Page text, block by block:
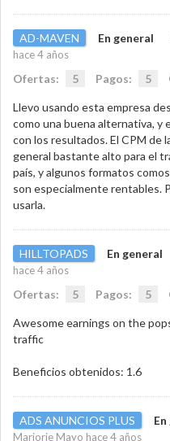
AD-MAVEN En general
hace 4 años
Ofertas: 5 Pagos: 5
Llevo usando esta empresa
como una buena alternativa,
con los resultados. El CPM de
general bastante alto para el
país, y algunos formatos
son especialmente rentables.
usarla.
HILLTOPADS En general
hace 4 años
Ofertas: 5 Pagos: 5
Awesome earnings on the
traffic
Beneficios obtenidos: 1.6
ADS ANUNCIOS PLUS
Marjorie Mayo hace 4 años